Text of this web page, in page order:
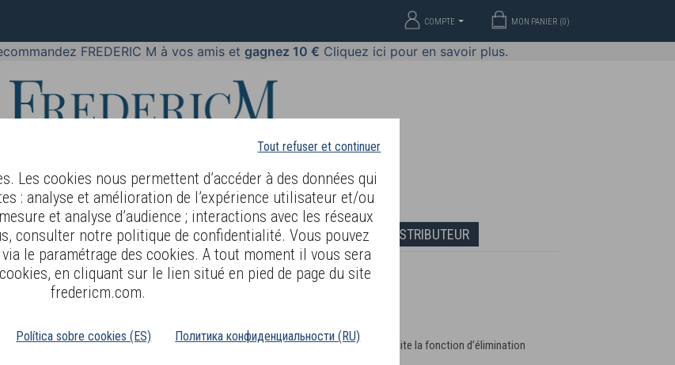
Tout refuser et continuer
Les cookies nous permettent d’accéder à des données qui
: analyse et amélioration de l’expérience utilisateur et/ou
et analyse d’audience ; interactions avec les réseaux
consulter notre politique de confidentialité. Vous pouvez
le paramétrage des cookies. A tout moment il vous sera
en cliquant sur le lien situé en pied de page du site
fredericm.com.
Política sobre cookies (ES) Политика конфиденциальности (RU)
MON PANIER (0)
COMPTE
FREDERIC M à vos amis et gagnez 10 € Cliquez ici pour en savoir plus.
BODY LANGUAGE BLOG DIAGNOSTIC PEAU DEVENIR DISTRIBUTEUR
fruits et légumes, Naturodetox est un complément alimentaire au citron vert qui facilite la fonction d’élimination